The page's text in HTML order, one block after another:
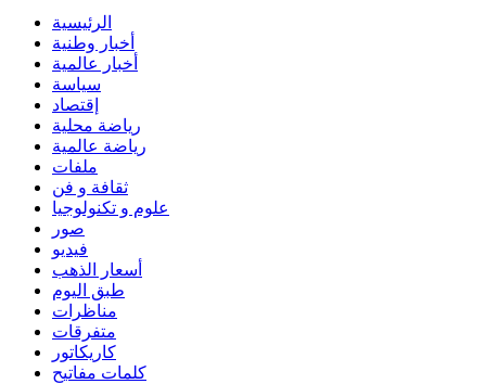
الرئيسية
أخبار وطنية
أخبار عالمية
سياسة
إقتصاد
رياضة محلية
رياضة عالمية
ملفات
ثقافة و فن
علوم و تكنولوجيا
صور
فيديو
أسعار الذهب
طبق اليوم
مناظرات
متفرقات
كاريكاتور
كلمات مفاتيح